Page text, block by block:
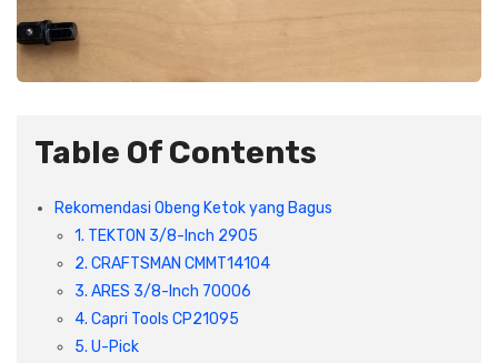
Peralatan & Perkakas
Aksesoris Perabot
Scaffolding
Konstruksi
Atap & Lantai
Besi Profil & Baja
Semen & Sejenisnya
Table Of Contents
Rekomendasi Obeng Ketok yang Bagus
1. TEKTON 3/8-Inch 2905
2. CRAFTSMAN CMMT14104
3. ARES 3/8-Inch 70006
4. Capri Tools CP21095
5. U-Pick